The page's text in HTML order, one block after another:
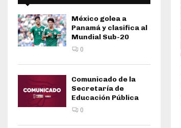
México golea a
Panamá y clasifica al
Mundial Sub-20
0
Comunicado de la
Secretaría de
Educación Pública
0